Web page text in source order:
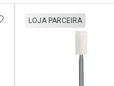
AOS
LOJA PARCEIRA